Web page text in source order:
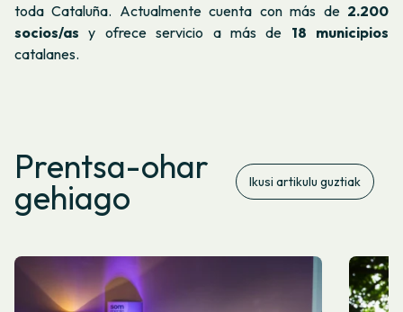
toda Cataluña. Actualmente cuenta con más de2.200
socios/asy ofrece servicio a más de 18 municipios
catalanes.
Prentsa-ohar
gehiago Ikusi artikulu guztiak